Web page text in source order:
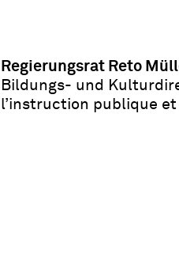
Regierungsrat Reto
Bildungs- und
l’instruction publique